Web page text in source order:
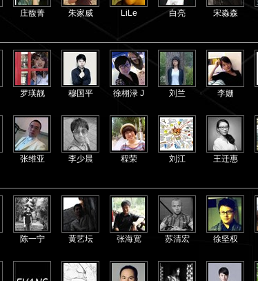
庄馥菁 朱家威 LiLe 白亮 宋淼森
罗瑛靓 穆国平 徐栩渌 J 刘兰 李姗
张维亚 李少晨 程荣 刘江 王迁惠
陈一宁 黄艺坛 张海宽 苏清宏 徐坚权